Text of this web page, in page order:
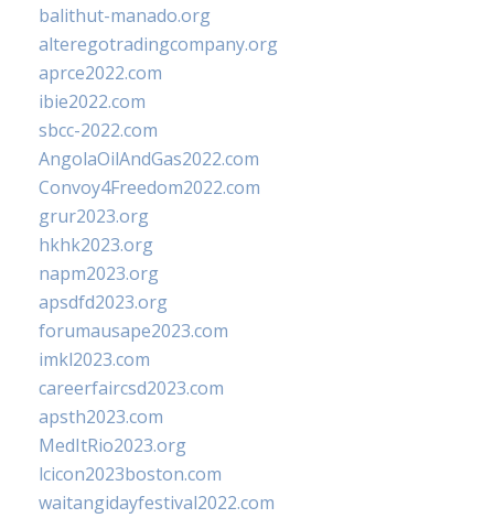
balithut-manado.org
alteregotradingcompany.org
aprce2022.com
ibie2022.com
sbcc-2022.com
AngolaOilAndGas2022.com
Convoy4Freedom2022.com
grur2023.org
hkhk2023.org
napm2023.org
apsdfd2023.org
forumausape2023.com
imkl2023.com
careerfaircsd2023.com
apsth2023.com
MedItRio2023.org
lcicon2023boston.com
waitangidayfestival2022.com